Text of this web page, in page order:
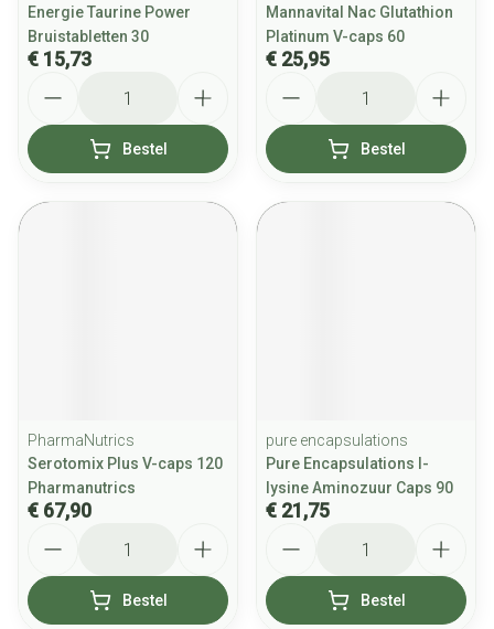
Energie Taurine Power
Bruistabletten 30
€ 15,73
Bestel
Mannavital Nac Glutathion
Platinum V-caps 60
€ 25,95
Bestel
PharmaNutrics
Serotomix Plus V-caps 120
Pharmanutrics
€ 67,90
Bestel
pure encapsulations
Pure Encapsulations l-
lysine Aminozuur Caps 90
€ 21,75
Bestel